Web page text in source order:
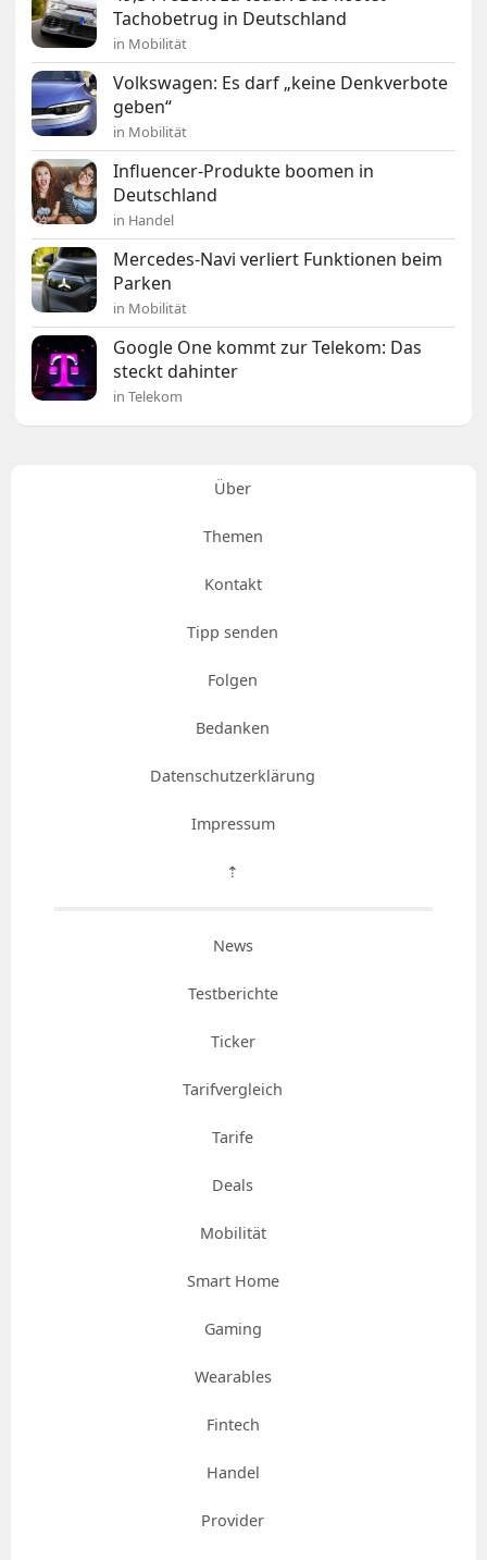
Tachobetrug in Deutschland
in Mobilität
Volkswagen: Es darf „keine Denkverbote
geben“
in Mobilität
Influencer-Produkte boomen in
Deutschland
in Handel
Mercedes-Navi verliert Funktionen beim
Parken
in Mobilität
Google One kommt zur Telekom: Das
steckt dahinter
in Telekom
Über
Themen
Kontakt
Tipp senden
Folgen
Bedanken
Datenschutzerklärung
Impressum
⇡
News
Testberichte
Ticker
Tarifvergleich
Tarife
Deals
Mobilität
Smart Home
Gaming
Wearables
Fintech
Handel
Provider